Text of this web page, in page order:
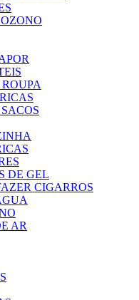
DE GEL
CIGARROS
AR